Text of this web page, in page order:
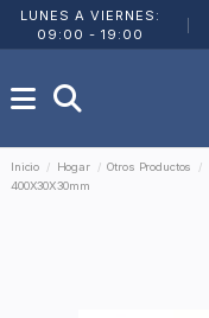
LUNES A VIERNES:
09:00 - 19:00
Inicio Hogar Otros Productos
400X30X30mm